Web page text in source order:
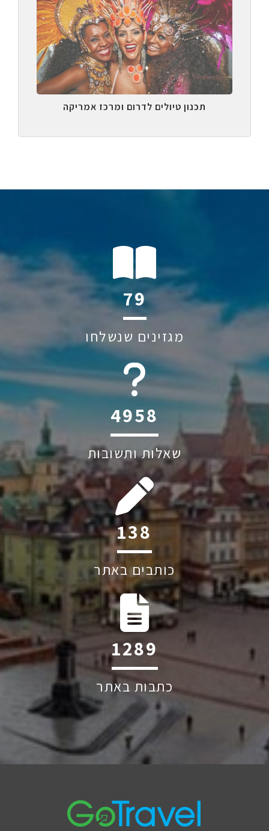
תכנון טיולים לדרום ומרכז אמריקה
115
מגזינים שנשלחו
6045
שאלות ותשובות
201
כותבים באתר
1874
כתבות באתר